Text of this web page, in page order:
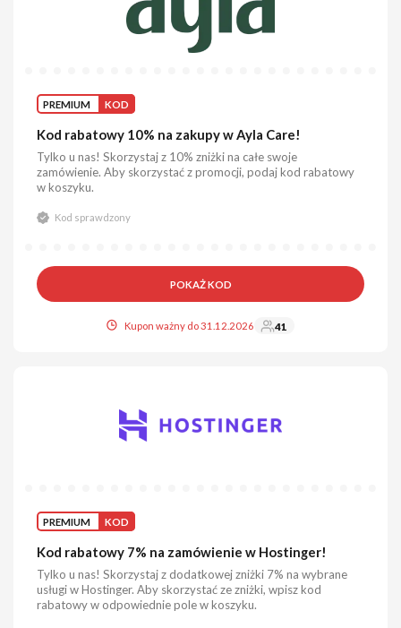
PREMIUM KOD
Kod rabatowy 10% na zakupy w Ayla Care!
Tylko u nas! Skorzystaj z 10% zniżki na całe swoje
zamówienie. Aby skorzystać z promocji, podaj kod rabatowy
w koszyku.
Kod sprawdzony
POKAŻ KOD
Kupon ważny do 31.12.2026 41
PREMIUM KOD
Kod rabatowy 7% na zamówienie w Hostinger!
Tylko u nas! Skorzystaj z dodatkowej zniżki 7% na wybrane
usługi w Hostinger. Aby skorzystać ze zniżki, wpisz kod
rabatowy w odpowiednie pole w koszyku.